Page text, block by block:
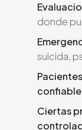
donde
suicida,
confiable
Ciertas